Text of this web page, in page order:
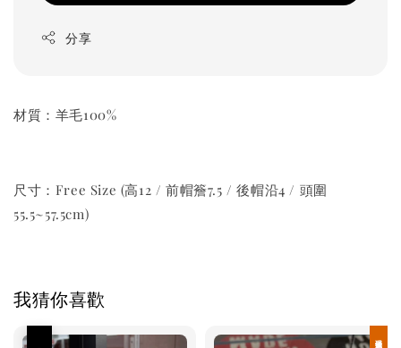
分享
材質：羊毛100%
尺寸：Free Size (高12 / 前帽簷7.5 / 後帽沿4 / 頭圍
55.5~57.5cm)
我猜你喜歡